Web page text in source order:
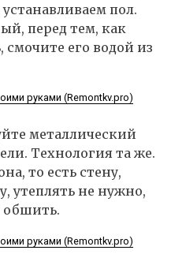
пол.
перед тем, как
смочите его водой из
руками (Remontkv.pro)
металлический
Технология та же.
то есть стену,
утеплять не нужно,
обшить.
руками (Remontkv.pro)